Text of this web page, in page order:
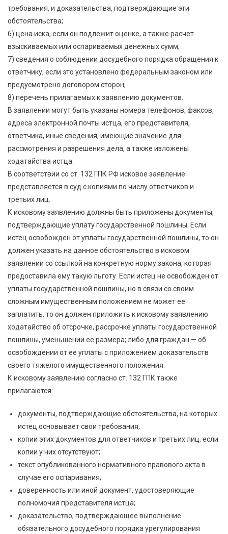
требования, и доказательства, подтверждающие эти
обстоятельства;
6) цена иска, если он подлежит оценке, а также расчет
взыскиваемых или оспариваемых денежных сумм;
7) сведения о соблюдении досудебного порядка обращения к
ответчику, если это установлено федеральным законом или
предусмотрено договором сторон;
8) перечень прилагаемых к заявлению документов.
В заявлении могут быть указаны номера телефонов, факсов,
адреса электронной почты истца, его представителя,
ответчика, иные сведения, имеющие значение для
рассмотрения и разрешения дела, а также изложены
ходатайства истца.
В соответствии со ст. 132 ГПК РФ исковое заявление
представляется в суд с копиями по числу ответчиков и
третьих лиц.
К исковому заявлению должны быть приложены документы,
подтверждающие уплату государственной пошлины. Если
истец освобожден от уплаты государственной пошлины, то он
должен указать на данное обстоятельство в исковом
заявлении со ссылкой на конкретную норму закона, которая
предоставила ему такую льготу. Если истец не освобожден от
уплаты государственной пошлины, но в связи со своим
сложным имущественным положением не может ее
заплатить, то он должен приложить к исковому заявлению
ходатайство об отсрочке, рассрочке уплаты государственной
пошлины, уменьшении ее размера; либо для граждан — об
освобождении от ее уплаты с приложением доказательств
своего тяжелого имущественного положения.
К исковому заявлению согласно ст. 132 ГПК также
прилагаются:
документы, подтверждающие обстоятельства, на которых
истец основывает свои требования,
копии этих документов для ответчиков и третьих лиц, если
копии у них отсутствуют;
текст опубликованного нормативного правового акта в
случае его оспаривания;
доверенность или иной документ, удостоверяющие
полномочия представителя истца;
доказательство, подтверждающее выполнение
обязательного досудебного порядка урегулирования